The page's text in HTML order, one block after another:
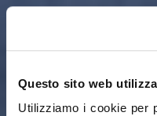
Questo sito web
Utilizziamo i cookie per